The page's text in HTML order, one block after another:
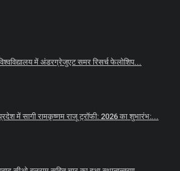
में अंडरग्रेजुएट समर रिसर्च फेलोशिप...
में सागी रामकृष्णम राजू ट्रॉफी: 2026 का शुभारंभ:...